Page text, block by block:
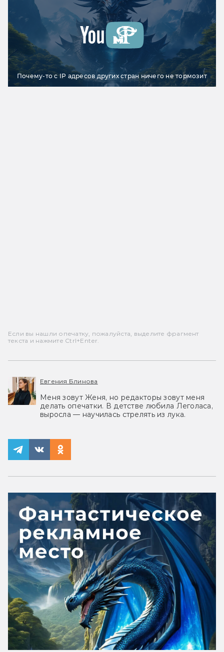
Почему-то с IP адресов других стран ничего не тормозит
Если вы нашли опечатку, пожалуйста, выделите фрагмент
текста и нажмите Ctrl+Enter.
Евгения Блинова
Меня зовут Женя, но редакторы зовут меня
делать опечатки. В детстве любила Леголаса,
выросла — научилась стрелять из лука.